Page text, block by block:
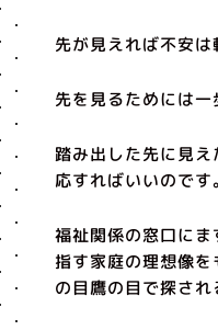
先が見えれば不安は
先を見るためには一
踏み出した先に見
応すればいいのです。
福祉関係の窓口に
指す家庭の理想像
の目鷹の目で探され